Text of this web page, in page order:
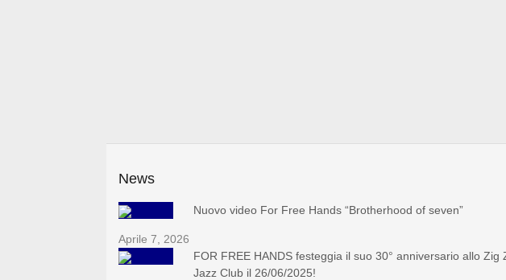
News
Nuovo video For Free Hands “Brotherhood of seven”
Aprile 7, 2026
FOR FREE HANDS festeggia il suo 30° anniversario allo Zig
Jazz Club il 26/06/2025!